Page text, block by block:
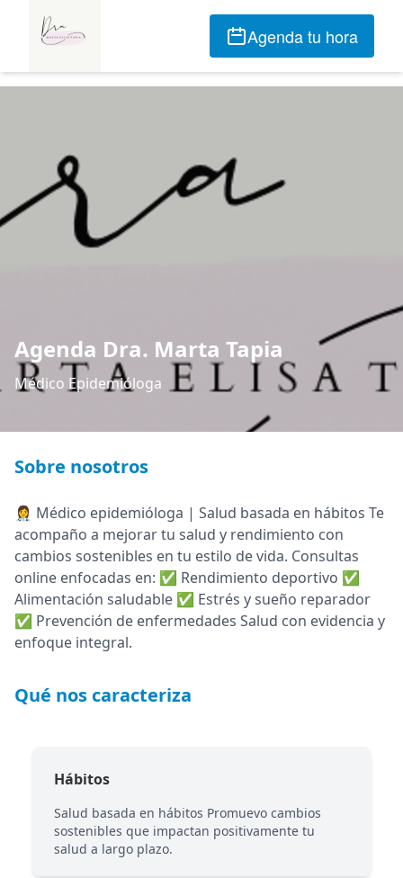
Agenda tu hora
Agenda Dra. Marta Tapia
Médico Epidemióloga
Sobre nosotros
👩‍⚕️ Médico epidemióloga | Salud basada en hábitos Te
acompaño a mejorar tu salud y rendimiento con
cambios sostenibles en tu estilo de vida. Consultas
online enfocadas en: ✅ Rendimiento deportivo ✅
Alimentación saludable ✅ Estrés y sueño reparador
✅ Prevención de enfermedades Salud con evidencia y
enfoque integral.
Qué nos caracteriza
Hábitos
Salud basada en hábitos Promuevo cambios
sostenibles que impactan positivamente tu
salud a largo plazo.